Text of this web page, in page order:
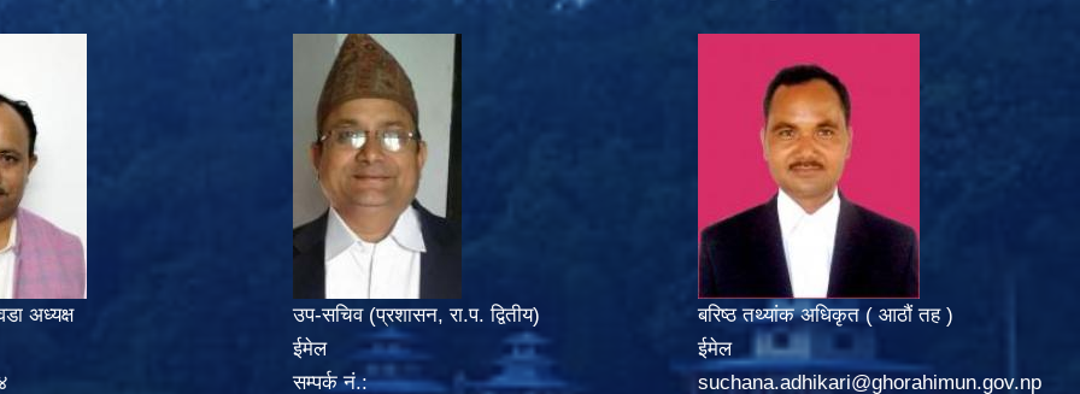
अध्यक्ष
उप-सचिव (प्रशासन, रा.प. द्वितीय)
ईमेल
सम्पर्क नं.:
बरिष्ठ तथ्यांक अधिकृत ( आठौं तह )
ईमेल
suchana.adhikari@ghorahimun.gov.np